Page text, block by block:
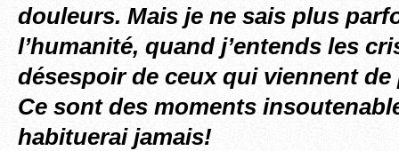
douleurs. Mais je ne sais plus
l’humanité, quand j’entends les
désespoir de ceux qui viennent
Ce sont des moments
habituerai jamais!